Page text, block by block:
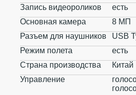
Запись видеороликов
есть
Основная камера
8 МП
Разъем для наушников
USB
Режим полета
есть
Страна производства
Китай
Управление